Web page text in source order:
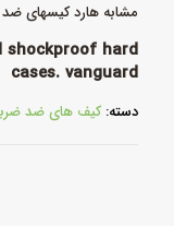
مشابه هارد کیسهای
shockproof hard
cases. vanguard
دسته:کیف های ضد